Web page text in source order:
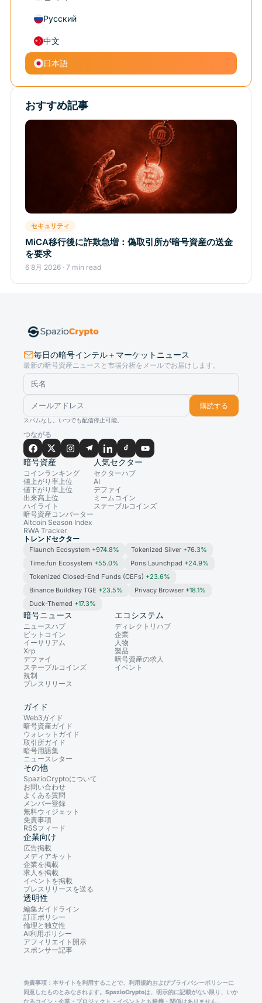
Русский
中文
日本語
おすすめ記事
セキュリティ
MiCA移行後に詐欺急増：偽取引所が暗号資産の送金
を要求
6 8月 2026 · 7 min read
毎日の暗号インテル＋マーケットニュース
最新の暗号資産ニュースと市場分析をメールでお届けします。
購読する
スパムなし。いつでも配信停止可能。
つながる
暗号資産
コインランキング
値上がり率上位
値下がり率上位
出来高上位
ハイライト
暗号資産コンバーター
Altcoin Season Index
RWA Tracker
人気セクター
セクターハブ
AI
デファイ
ミームコイン
ステーブルコインズ
トレンドセクター
Flaunch Ecosystem +974.8% Tokenized Silver +76.3%
Time.fun Ecosystem +55.0% Pons Launchpad +24.9%
Tokenized Closed-End Funds (CEFs) +23.6%
Binance Buildkey TGE +23.5% Privacy Browser +18.1%
Duck-Themed +17.3%
暗号ニュース
ニュースハブ
ビットコイン
イーサリアム
Xrp
デファイ
ステーブルコインズ
規制
プレスリリース
エコシステム
ディレクトリハブ
企業
人物
製品
暗号資産の求人
イベント
ガイド
Web3ガイド
暗号資産ガイド
ウォレットガイド
取引所ガイド
暗号用語集
ニュースレター
その他
SpazioCryptoについて
お問い合わせ
よくある質問
メンバー登録
無料ウィジェット
免責事項
RSSフィード
企業向け
広告掲載
メディアキット
企業を掲載
求人を掲載
イベントを掲載
プレスリリースを送る
透明性
編集ガイドライン
訂正ポリシー
倫理と独立性
AI利用ポリシー
アフィリエイト開示
スポンサー記事
免責事項：本サイトを利用することで、利用規約およびプライバシーポリシーに
同意したものとみなされます。SpazioCryptoは、明示的に記載がない限り、いか
なるコイン・企業・プロジェクト・イベントとも提携・関係はありません。